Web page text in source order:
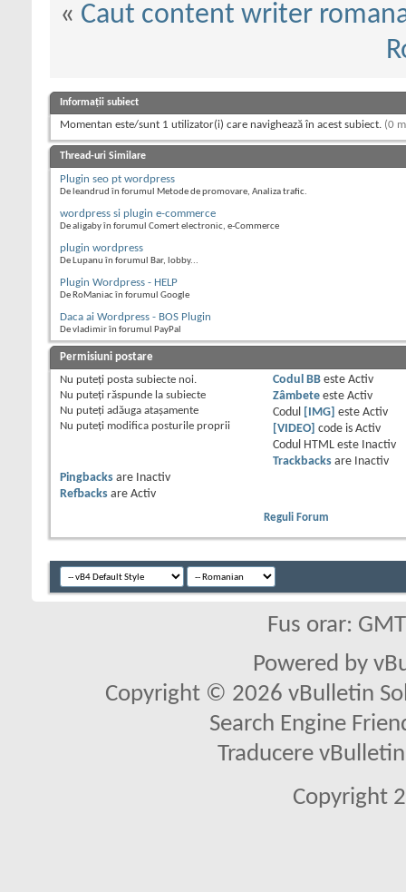
« Caut content writer
Informații subiect
Momentan este/sunt 1 utilizator(i) care navighează în acest subiect. (0
Thread-uri Similare
Plugin seo pt wordpress
De leandrud în forumul Metode de promovare, Analiza trafic.
wordpress si plugin e-commerce
De aligaby în forumul Comert electronic, e-Commerce
plugin wordpress
De Lupanu în forumul Bar, lobby...
Plugin Wordpress - HELP
De RoManiac în forumul Google
Daca ai Wordpress - BOS Plugin
De vladimir în forumul PayPal
Permisiuni postare
Nu puteţi posta subiecte noi.
Nu puteţi răspunde la subiecte
Nu puteţi adăuga ataşamente
Nu puteţi modifica posturile proprii
Codul BBeste Activ
Zâmbeteeste Activ
Codul
[IMG] este Activ
[VIDEO]
code is Activ
Codul HTML este
Inactiv
Trackbacksare
Inactiv
Pingbacks are
Inactiv
Refbacks are Activ
Reguli Forum
Fus orar:
Powered by
Copyright © 2026 vBulletin
Search Engine
Traducere
Copyright